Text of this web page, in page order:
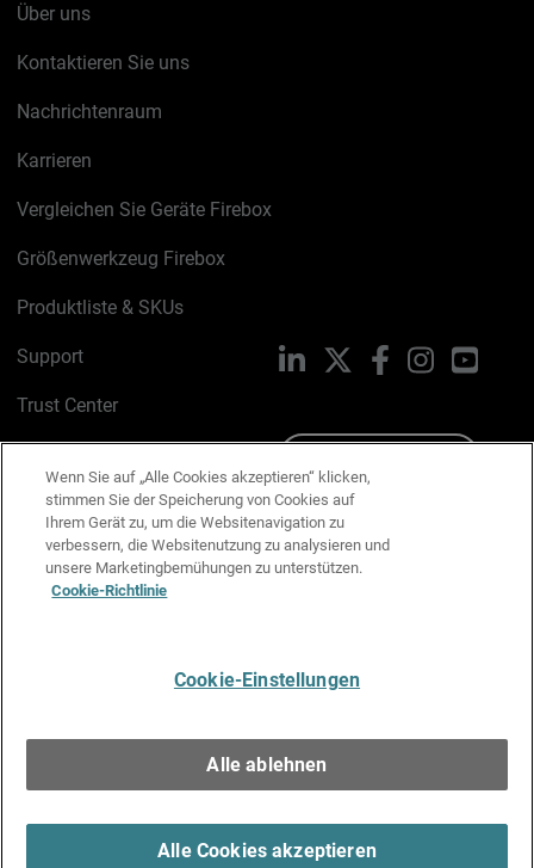
Über uns
Kontaktieren Sie uns
Nachrichtenraum
Karrieren
Vergleichen Sie Geräte Firebox
Größenwerkzeug Firebox
Produktliste & SKUs
Support
Trust Center
Cookie-Richtlinie
Datenschutzrichtlinie
Media & Brand Kit
LinkedIn FacebookInstagram
Wenn Sie auf „Alle Cookies akzeptieren“ klicken,
stimmen Sie der Speicherung von Cookies auf
Ihrem Gerät zu, um die Websitenavigation zu
verbessern, die Websitenutzung zu analysieren und
unsere Marketingbemühungen zu unterstützen.
Cookie-Richtlinie
Cookie-Einstellungen
Alle ablehnen
Alle Cookies akzeptieren